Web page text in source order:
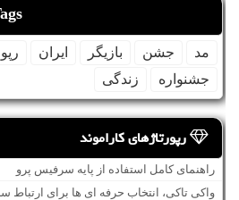
مد جشن بازیگر ایران
جشنواره
زندگی
رپورتاژهای کاراموند
راهنمای کامل استفاده از پایه سرفیس پرو
واکی تاکی، انتخاب حرفه ای ها برای ارتباط